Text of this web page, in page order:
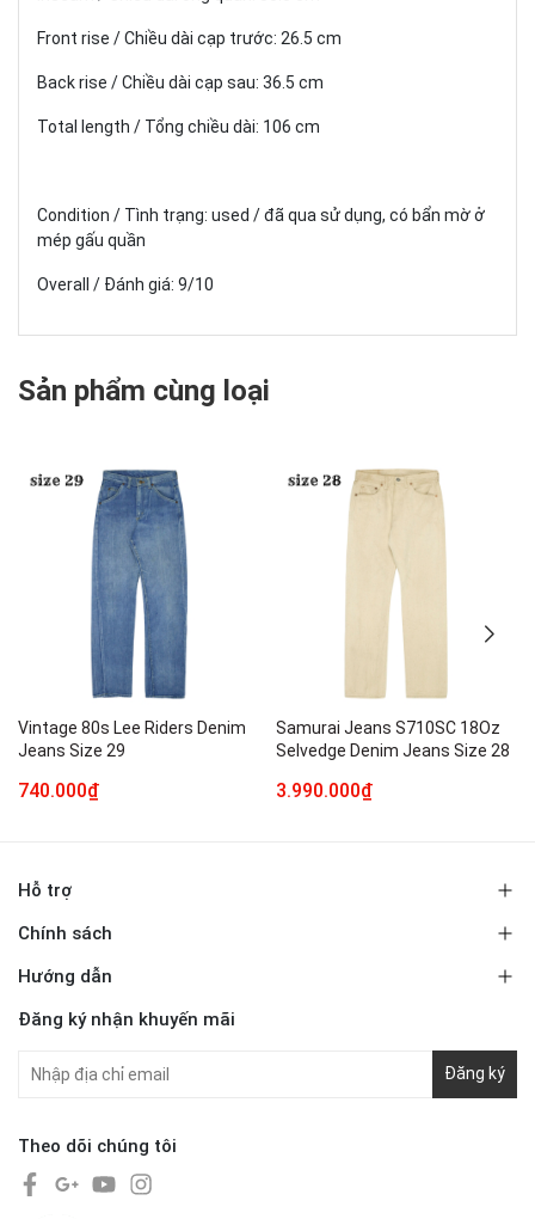
Front rise / Chiều dài cạp trước: 26.5 cm
Back rise / Chiều dài cạp sau: 36.5 cm
Total length / Tổng chiều dài: 106 cm
Condition / Tình trạng: used / đã qua sử dụng, có bẩn mờ ở
mép gấu quần
Overall / Đánh giá: 9/10
Sản phẩm cùng loại
Vintage 80s Lee Riders Denim
Jeans Size 29
740.000₫
Samurai Jeans S710SC 18Oz
Selvedge Denim Jeans Size 28
3.990.000₫
Hỗ trợ
Chính sách
Hướng dẫn
Đăng ký nhận khuyến mãi
Đăng ký
Theo dõi chúng tôi